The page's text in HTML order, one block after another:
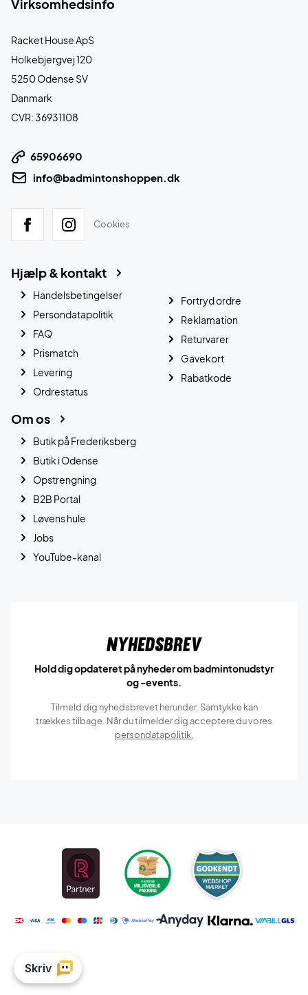
Virksomhedsinfo
Racket House ApS
Holkebjergvej 120
5250 Odense SV
Danmark
CVR: 36931108
65906690
info@badmintonshoppen.dk
Cookies
Hjælp & kontakt
Handelsbetingelser
Persondatapolitik
FAQ
Prismatch
Levering
Ordrestatus
Fortryd ordre
Reklamation
Returvarer
Gavekort
Rabatkode
Om os
Butik på Frederiksberg
Butik i Odense
Opstrengning
B2B Portal
Løvens hule
Jobs
YouTube-kanal
Nyhedsbrev
Hold dig opdateret på nyheder om badmintonudstyr
og -events.
Tilmeld dig nyhedsbrevet herunder. Samtykke kan
trækkes tilbage. Når du tilmelder dig acceptere du vores
persondatapolitik.